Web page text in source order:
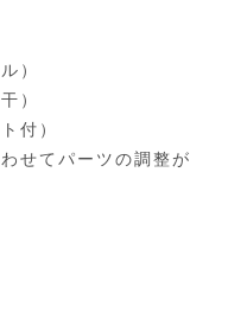
）
）
付）
せてパーツの調整が